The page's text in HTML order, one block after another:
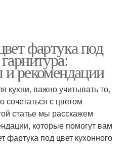
фартука под
рекомендации
кухни, важно учитывать то,
сочетаться с цветом
статье мы расскажем
которые помогут вам
фартука под цвет кухонного